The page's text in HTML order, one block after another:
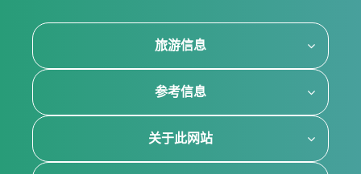
旅游信息
参考信息
关于此网站